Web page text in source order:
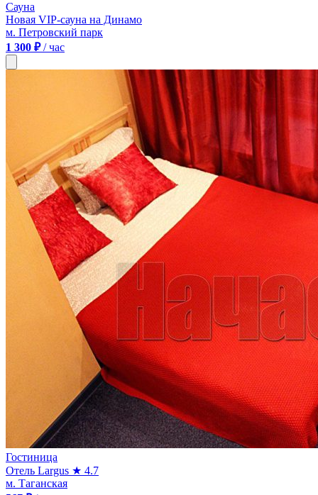
Сауна
Новая VIP-сауна на Динамо
м. Петровский парк
1 300 ₽/ час
Гостиница
Отель Largus ★ 4.7
м. Таганская